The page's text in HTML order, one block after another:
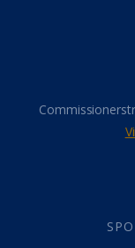
God